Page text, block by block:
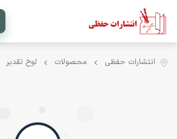
انتشارات حفظی محصولات لوح تقدیر